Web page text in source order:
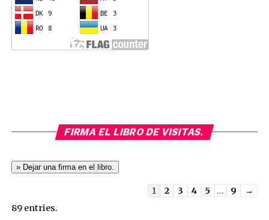
FIRMA EL LIBRO DE VISITAS.
Guestbook
1 2 3 4 5 ... 9
→
89 entries.